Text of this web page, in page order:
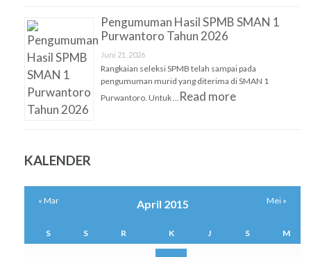
Pengumuman Hasil SPMB SMAN 1
Purwantoro Tahun 2026
Juni 21, 2026
Rangkaian seleksi SPMB telah sampai pada
pengumuman murid yang diterima di SMAN 1
Purwantoro. Untuk … Read more
KALENDER
April 2015
S S R K J S M
« Mar Mei »